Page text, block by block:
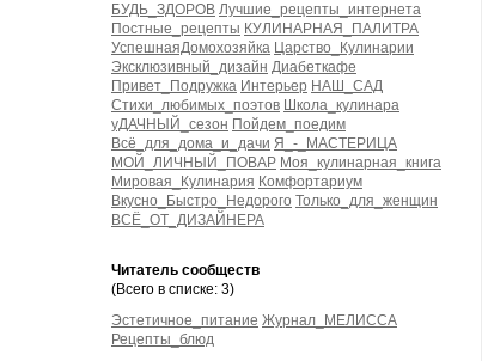
БУДЬ_ЗДОРОВ Лучшие_рецепты_интернета
Постные_рецепты КУЛИНАРНАЯ_ПАЛИТРА
УспешнаяДомохозяйка Царство_Кулинарии
Эксклюзивный_дизайн Диабеткафе
Привет_Подружка Интерьер НАШ_САД
Стихи_любимых_поэтов Школа_кулинара
уДАЧНЫЙ_сезон Пойдем_поедим
Всё_для_дома_и_дачи Я_-_МАСТЕРИЦА
МОЙ_ЛИЧНЫЙ_ПОВАР Моя_кулинарная_книга
Мировая_Кулинария Комфортариум
Вкусно_Быстро_Недорого Только_для_женщин
ВСЁ_ОТ_ДИЗАЙНЕРА
Читатель сообществ
(Всего в списке: 3)
Эстетичное_питание Журнал_МЕЛИССА
Рецепты_блюд